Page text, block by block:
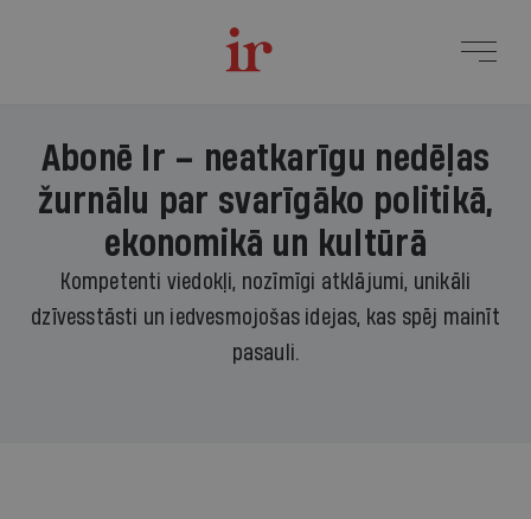
Abonē Ir – neatkarīgu nedēļas
žurnālu par svarīgāko politikā,
ekonomikā un kultūrā
Kompetenti viedokļi, nozīmīgi atklājumi, unikāli
dzīvesstāsti un iedvesmojošas idejas, kas spēj mainīt
pasauli.